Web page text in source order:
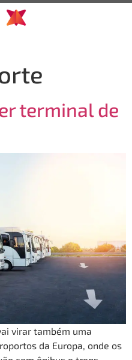
terminal de
virar também uma
da Europa, onde os